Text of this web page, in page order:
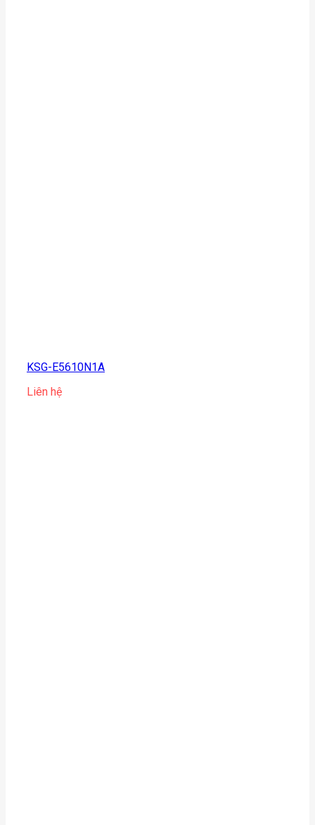
KSG-E5610N1A
Liên hệ